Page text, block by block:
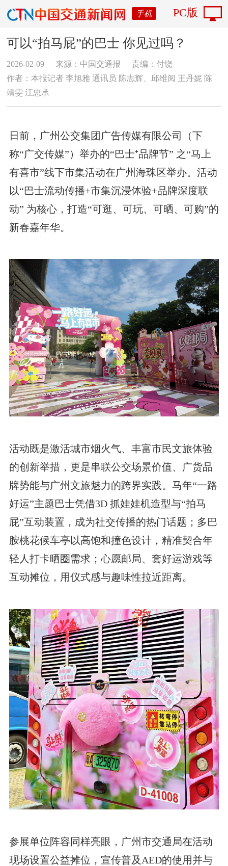
手机 PC版
可以“拍马屁”的巴士 你见过吗？
2026-02-09 来源：中国交通报
责编：付饶
作者：本报记者 李旭雅 通讯员 陈志辉、邱维阅 王丹妮 陈
靖雯 江忠承
日前，广州公交集团广告传媒有限公司（下
称“广交传媒”）举办的“巴士⁺品牌节” 之“马上
有喜市”线下市集活动在广州海珠区举办。活动
以“巴士流动传播+市集沉浸体验+品牌深度联
动” 为核心，打造“可逛、可玩、可晒、可购”的
新春嘉年华。
活动既是激活城市烟火气、丰富市民文旅体验
的创新举措，更是串联公交场景价值、广货品
牌势能与广州文旅魅力的跨界实践。马年“一路
好运”主题巴士凭借3D 抓娃娃机造型与“拍马
屁”互动装置，成为社交传播的热门话题；多巴
胺桃花候车亭以高饱和撞色设计，精准契合年
轻人打卡晒圈需求；心愿邮局、套好运游戏等
互动摊位，用仪式感与趣味性拉近距离。
参展单位阵容同样亮眼，广州市交通局在活动
现场设置公益摊位，宣传普及AED的使用并与